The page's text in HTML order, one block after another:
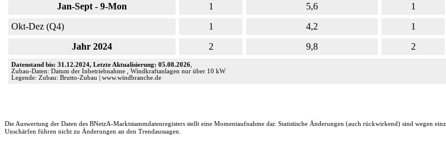
Jan-Sept - 9-Mon
1 5,6 1
Okt-Dez (Q4)
1 4,2 1
Jahr 2024
2 9,8 2
Datenstand bis: 31.12.2024, Letzte Aktualisierung: 05.08.2026
Zubau-Daten: Datum der Inbetriebnahme , Windkraftanlagen nur über 10 kW
Legende: Zubau: Brutto-Zubau | www.windbranche.de
Die Auswertung der Daten des BNetzA-Marktstammdatenregisters stellt eine Momentaufnahme dar. Statistische Änderungen (auch rückwirkend) sind wegen
Unschärfen führen nicht zu Änderungen an den Trendaussagen.